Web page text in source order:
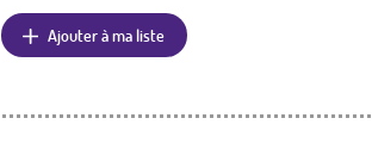
Ajouter à ma liste